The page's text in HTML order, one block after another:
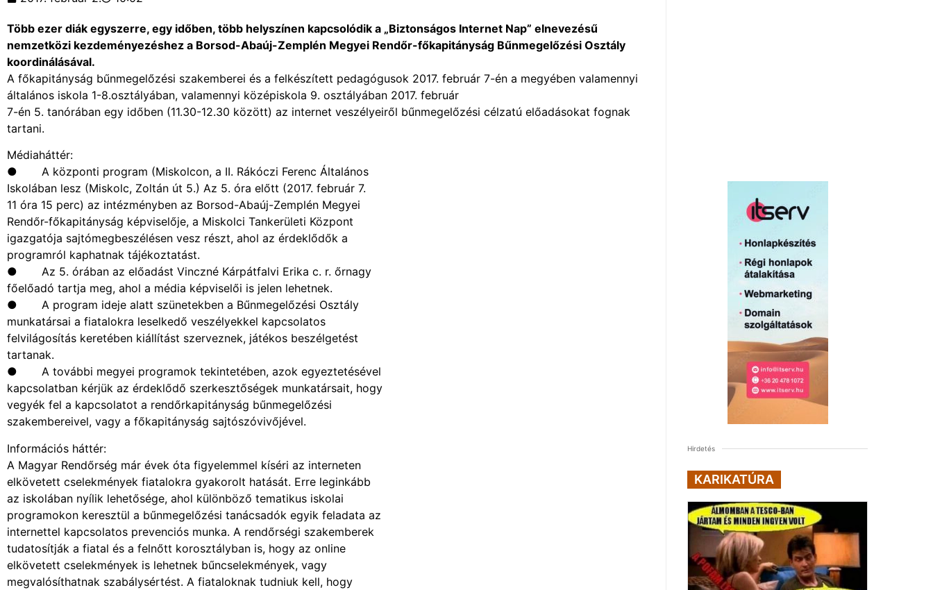
Több ezer diák egyszerre, egy időben, több helyszínen kapcsolódik a „Biztonságos Internet Nap” elnevezésű
nemzetközi kezdeményezéshez a Borsod-Abaúj-Zemplén Megyei Rendőr-főkapitányság Bűnmegelőzési Osztály
koordinálásával.
A főkapitányság bűnmegelőzési szakemberei és a felkészített pedagógusok 2017. február 7-én a megyében valamennyi
általános iskola 1-8.osztályában, valamennyi középiskola 9. osztályában 2017. február
7-én 5. tanórában egy időben (11.30-12.30 között) az internet veszélyeiről bűnmegelőzési célzatú előadásokat fognak
tartani.
Médiaháttér:
● A központi program (Miskolcon, a II. Rákóczi Ferenc Általános
Iskolában lesz (Miskolc, Zoltán út 5.) Az 5. óra előtt (2017. február 7.
11 óra 15 perc) az intézményben az Borsod-Abaúj-Zemplén Megyei
Rendőr-főkapitányság képviselője, a Miskolci Tankerületi Központ
igazgatója sajtómegbeszélésen vesz részt, ahol az érdeklődők a
programról kaphatnak tájékoztatást.
● Az 5. órában az előadást Vinczné Kárpátfalvi Erika c. r. őrnagy
főelőadó tartja meg, ahol a média képviselői is jelen lehetnek.
● A program ideje alatt szünetekben a Bűnmegelőzési Osztály
munkatársai a fiatalokra leselkedő veszélyekkel kapcsolatos
felvilágosítás keretében kiállítást szerveznek, játékos beszélgetést
tartanak.
● A további megyei programok tekintetében, azok egyeztetésével
kapcsolatban kérjük az érdeklődő szerkesztőségek munkatársait, hogy
vegyék fel a kapcsolatot a rendőrkapitányság bűnmegelőzési
szakembereivel, vagy a főkapitányság sajtószóvivőjével.
Információs háttér:
A Magyar Rendőrség már évek óta figyelemmel kíséri az interneten
elkövetett cselekmények fiatalokra gyakorolt hatását. Erre leginkább
az iskolában nyílik lehetősége, ahol különböző tematikus iskolai
programokon keresztül a bűnmegelőzési tanácsadók egyik feladata az
internettel kapcsolatos prevenciós munka. A rendőrségi szakemberek
tudatosítják a fiatal és a felnőtt korosztályban is, hogy az online
elkövetett cselekmények is lehetnek bűncselekmények, vagy
megvalósíthatnak szabálysértést. A fiataloknak tudniuk kell, hogy
Hirdetés
KARIKATÚRA